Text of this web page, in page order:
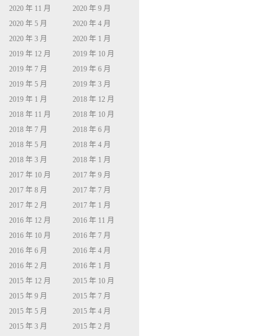
2020 年 11 月
2020 年 9 月
2020 年 5 月
2020 年 4 月
2020 年 3 月
2020 年 1 月
2019 年 12 月
2019 年 10 月
2019 年 7 月
2019 年 6 月
2019 年 5 月
2019 年 3 月
2019 年 1 月
2018 年 12 月
2018 年 11 月
2018 年 10 月
2018 年 7 月
2018 年 6 月
2018 年 5 月
2018 年 4 月
2018 年 3 月
2018 年 1 月
2017 年 10 月
2017 年 9 月
2017 年 8 月
2017 年 7 月
2017 年 2 月
2017 年 1 月
2016 年 12 月
2016 年 11 月
2016 年 10 月
2016 年 7 月
2016 年 6 月
2016 年 4 月
2016 年 2 月
2016 年 1 月
2015 年 12 月
2015 年 10 月
2015 年 9 月
2015 年 7 月
2015 年 5 月
2015 年 4 月
2015 年 3 月
2015 年 2 月